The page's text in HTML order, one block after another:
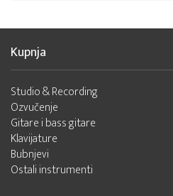
Kupnja
Studio & Recording
Ozvučenje
Gitare i bass gitare
Klavijature
Bubnjevi
Ostali instrumenti